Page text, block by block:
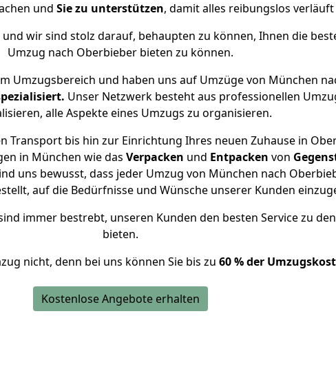
und Sie zu unterstützen, damit alles reibungslos verläuft
und wir sind stolz darauf, behaupten zu können, Ihnen die
Umzug nach Oberbieber bieten zu können.
Umzugsbereich und haben uns auf Umzüge von München
Unser Netzwerk besteht aus professionellen
alle Aspekte eines Umzugs zu organisieren.
Transport bis hin zur Einrichtung Ihres neuen Zuhause in
in München wie das Verpacken und Entpacken von
uns bewusst, dass jeder Umzug von München nach
auf die Bedürfnisse und Wünsche unserer Kunden
immer bestrebt, unseren Kunden den besten Service zu den
bieten.
nicht, denn bei uns können Sie bis zu 60 % der
Kostenlose Angebote erhalten